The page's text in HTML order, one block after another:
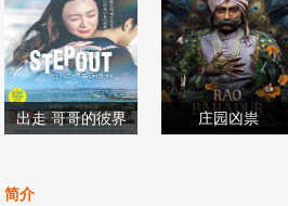
高深,孔令婧,琚子
轩
2026/中国大陆
煜龙,杨厚垚,张暘,
于俭
2026/中国大陆
出走 哥哥的彼界
, 又吉伶音 , 伊波
剧情片
庄园凶祟
简介